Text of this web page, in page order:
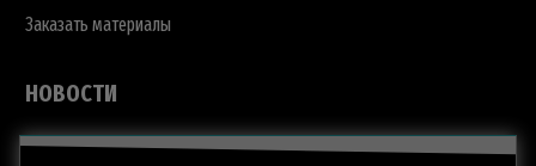
Заказать материалы
НОВОСТИ